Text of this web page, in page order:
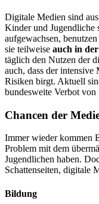
Digitale Medien sind
Kinder und Jugendliche
aufgewachsen,
sie teilweise auch in
täglich den Nutzen der
auch, dass der intensive
Risiken birgt. Aktuell
bundesweite Verbot von
Chancen der
Immer wieder kommen
Problem mit dem
Jugendlichen haben.
Schattenseiten, digitale
Bildung